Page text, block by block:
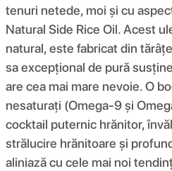
tenuri netede, moi și cu
Natural Side Rice Oil. Acest
natural, este fabricat din
sa excepțional de pură
are cea mai mare nevoie. O
nesaturați (Omega-9 și
cocktail puternic hrănitor,
strălucire hrănitoare și
aliniază cu cele mai noi